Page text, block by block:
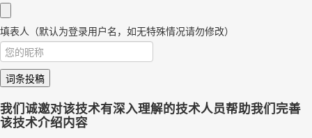
填表人（默认为登录用户名，如无特殊情况请勿修改）
词条投稿
我们诚邀对该技术有深入理解的技术人员帮助我们完善
该技术介绍内容